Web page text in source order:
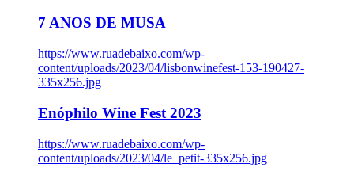
7 ANOS DE MUSA
https://www.ruadebaixo.com/wp-
content/uploads/2023/04/lisbonwinefest-153-190427-
335x256.jpg
Enóphilo Wine Fest 2023
https://www.ruadebaixo.com/wp-
content/uploads/2023/04/le_petit-335x256.jpg